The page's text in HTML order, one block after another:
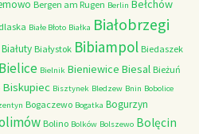
Bergen am Rugen Berlin Bełchów
Białe Błoto Białka Białobrzegi
Białuty Białystok Bibiampol Biedaszek
Bielice Bielnik Bieniewice Biesal Bieżuń
Biskupiec Bisztynek Bledzew Bnin Bobolice
Bogaczewo Bogatka Bogurzyn
Bolino Bolków Bolszewo Bolęcin